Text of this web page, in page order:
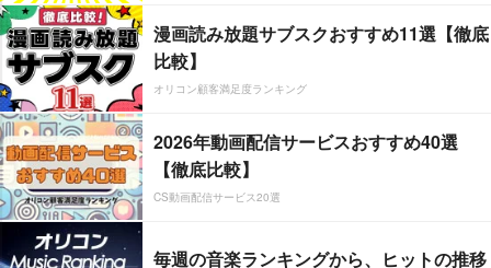
漫画読み放題サブスクおすすめ11選【徹底
比較】
オリコン顧客満足度ランキング
2026年動画配信サービスおすすめ40選
【徹底比較】
CS動画配信サービス20選
毎週の音楽ランキングから、ヒットの推移